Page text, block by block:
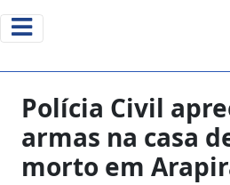
Polícia Civil
armas na casa
morto em